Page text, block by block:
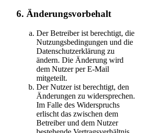
6. Änderungsvorbehalt
Der Betreiber ist berechtigt, die
Nutzungsbedingungen und die
Datenschutzerklärung zu
ändern. Die Änderung wird
dem Nutzer per E-Mail
mitgeteilt.
Der Nutzer ist berechtigt, den
Änderungen zu widersprechen.
Im Falle des Widerspruchs
erlischt das zwischen dem
Betreiber und dem Nutzer